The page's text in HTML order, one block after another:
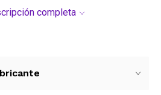
de realizar
completa